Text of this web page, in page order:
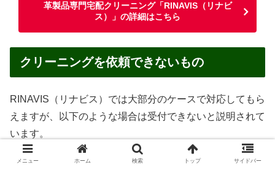
革製品専門宅配クリーニング「RINAVIS（リナビ
ス）」の詳細はこちら
クリーニングを依頼できないもの
RINAVIS（リナビス）では大部分のケースで対応してもら
えますが、以下のような場合は受付できないと説明されて
います。
汚物・嘔吐物がついたままのもの
メニュー ホーム 検索 トップ サイドバー